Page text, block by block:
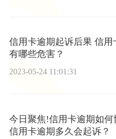
信用卡逾期起诉后果 信用
有哪些危害？
2023-05-24 11:01:31
今日聚焦!信用卡逾期如何
信用卡逾期多久会起诉？